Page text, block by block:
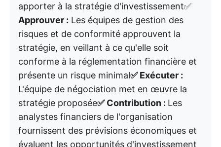
apporter à la stratégie d'investissement✅
Approuver : Les équipes de gestion des
risques et de conformité approuvent la
stratégie, en veillant à ce qu'elle soit
conforme à la réglementation financière et
présente un risque minimal✅ Exécuter :
L'équipe de négociation met en œuvre la
stratégie proposée✅ Contribution : Les
analystes financiers de l'organisation
fournissent des prévisions économiques et
évaluent les opportunités d'investissement